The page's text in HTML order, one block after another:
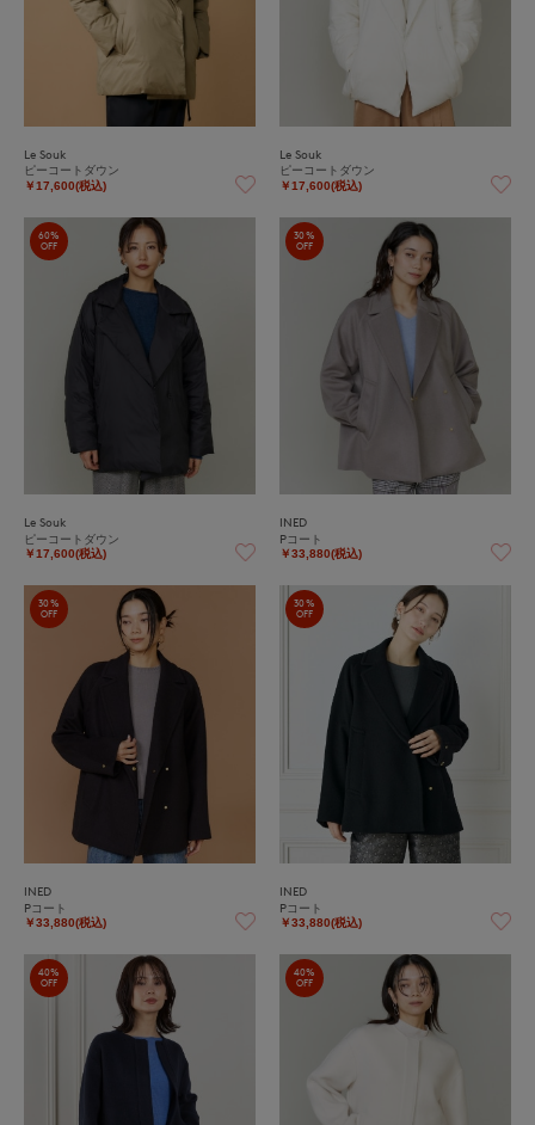
Le Souk
ピーコートダウン
￥17,600(税込)
Le Souk
ピーコートダウン
￥17,600(税込)
60%
OFF
Le Souk
ピーコートダウン
￥17,600(税込)
30%
OFF
INED
Pコート
￥33,880(税込)
30%
OFF
INED
Pコート
￥33,880(税込)
30%
OFF
INED
Pコート
￥33,880(税込)
40%
OFF
40%
OFF